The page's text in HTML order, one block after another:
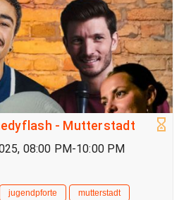
- Mutterstadt
08:00 PM-10:00 PM
jugendpforte mutterstadt